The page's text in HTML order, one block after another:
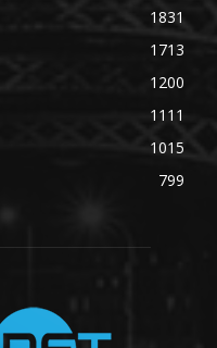
1831
1713
1200
1111
1015
799